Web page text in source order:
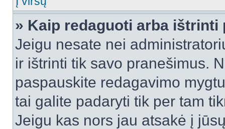
» Kaip redaguoti arba ištrinti
Jeigu nesate nei
ir ištrinti tik savo pranešimus.
paspauskite redagavimo
tai galite padaryti tik per tam
Jeigu kas nors jau atsakė į